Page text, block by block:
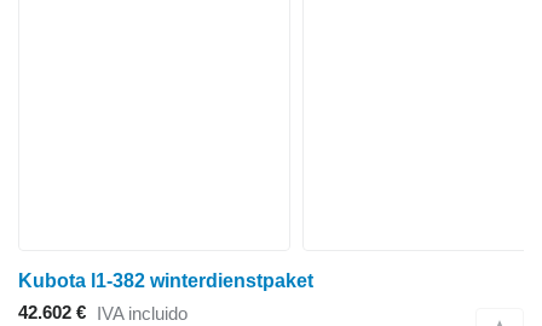
Kubota l1-382 winterdienstpaket
42.602 € IVA incluido